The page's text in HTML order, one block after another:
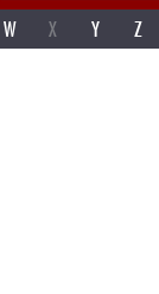
W X Y Z